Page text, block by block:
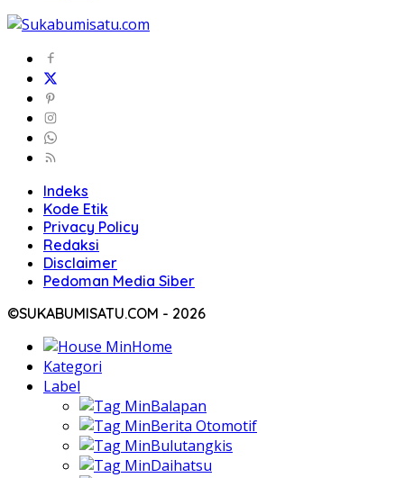
Indeks
Kode Etik
Privacy Policy
Redaksi
Disclaimer
Pedoman Media Siber
©SUKABUMISATU.COM - 2026
Home
Kategori
Label
Balapan
Berita Otomotif
Bulutangkis
Daihatsu